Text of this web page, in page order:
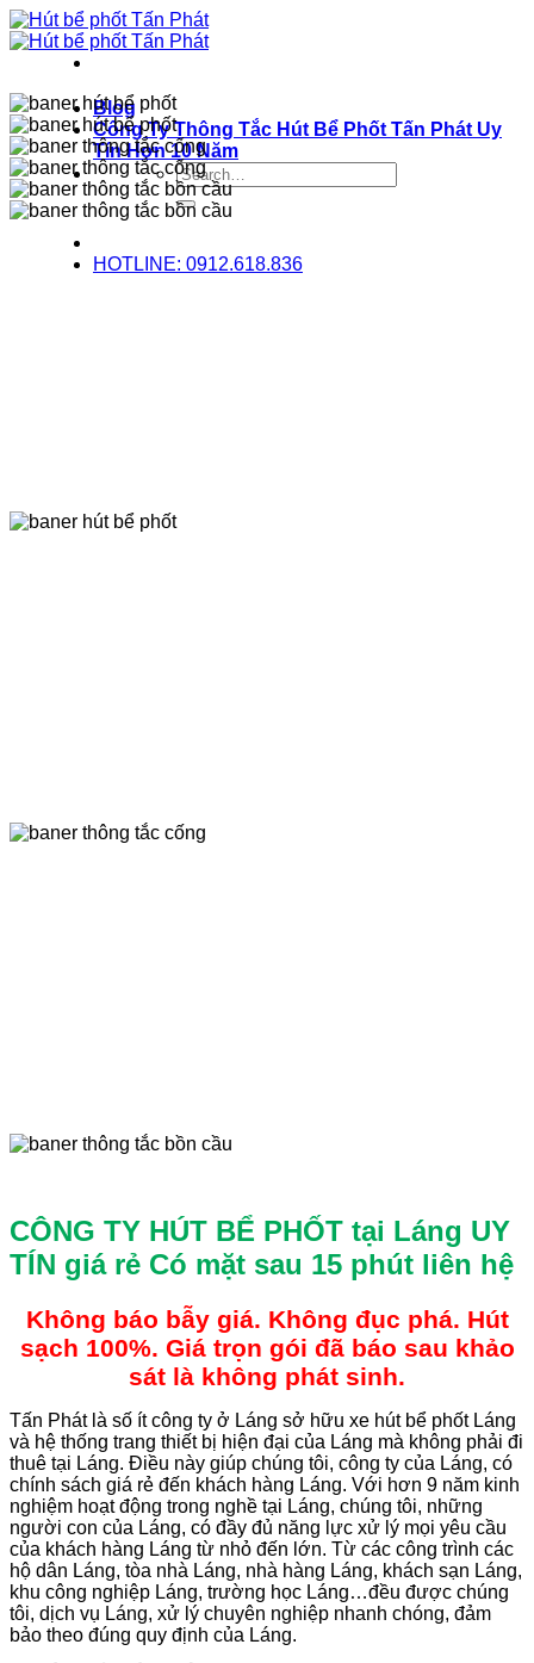
Bỏ
qua
Blog
Công Ty Thông Tắc Hút Bể Phốt Tấn Phát Uy
Tín Hơn 10 Năm
HOTLINE: 0912.618.836
CÔNG TY HÚT BỂ PHỐT tại Láng UY
TÍN giá rẻ Có mặt sau 15 phút liên hệ
Không báo bẫy giá. Không đục phá. Hút
sạch 100%. Giá trọn gói đã báo sau khảo
sát là không phát sinh.
Tấn Phát là số ít công ty ở Láng sở hữu xe hút bể phốt Láng
và hệ thống trang thiết bị hiện đại của Láng mà không phải đi
thuê tại Láng. Điều này giúp chúng tôi, công ty của Láng, có
chính sách giá rẻ đến khách hàng Láng. Với hơn 9 năm kinh
nghiệm hoạt động trong nghề tại Láng, chúng tôi, những
người con của Láng, có đầy đủ năng lực xử lý mọi yêu cầu
của khách hàng Láng từ nhỏ đến lớn. Từ các công trình các
hộ dân Láng, tòa nhà Láng, nhà hàng Láng, khách sạn Láng,
khu công nghiệp Láng, trường học Láng…đều được chúng
tôi, dịch vụ Láng, xử lý chuyên nghiệp nhanh chóng, đảm
bảo theo đúng quy định của Láng.